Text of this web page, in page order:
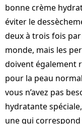
bonne crème
éviter le
deux à trois fois
monde, mais les
doivent également
pour la peau
vous n’avez pas
hydratante
une qui